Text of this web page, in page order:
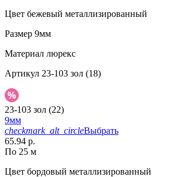
Цвет бежевый металлизированный
Размер 9мм
Материал люрекс
Артикул 23-103 зол (18)
23-103 зол (22)
9мм
checkmark_alt_circleВыбрать
65.94 р.
По 25 м
Цвет бордовый металлизированный